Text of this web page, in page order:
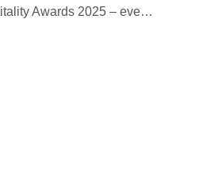
Moldova Hospitality Awards 2025 – evenimentul ce a marcat excelența în industria HoReCa din Moldova